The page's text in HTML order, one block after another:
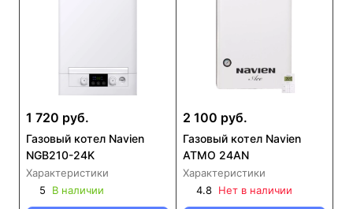
1 720 руб.
Газовый котел Navien
NGB210-24K
Характеристики
5
В наличии
2 100 руб.
Газовый котел Navien
ATMO 24AN
Характеристики
4.8 Нет в наличии